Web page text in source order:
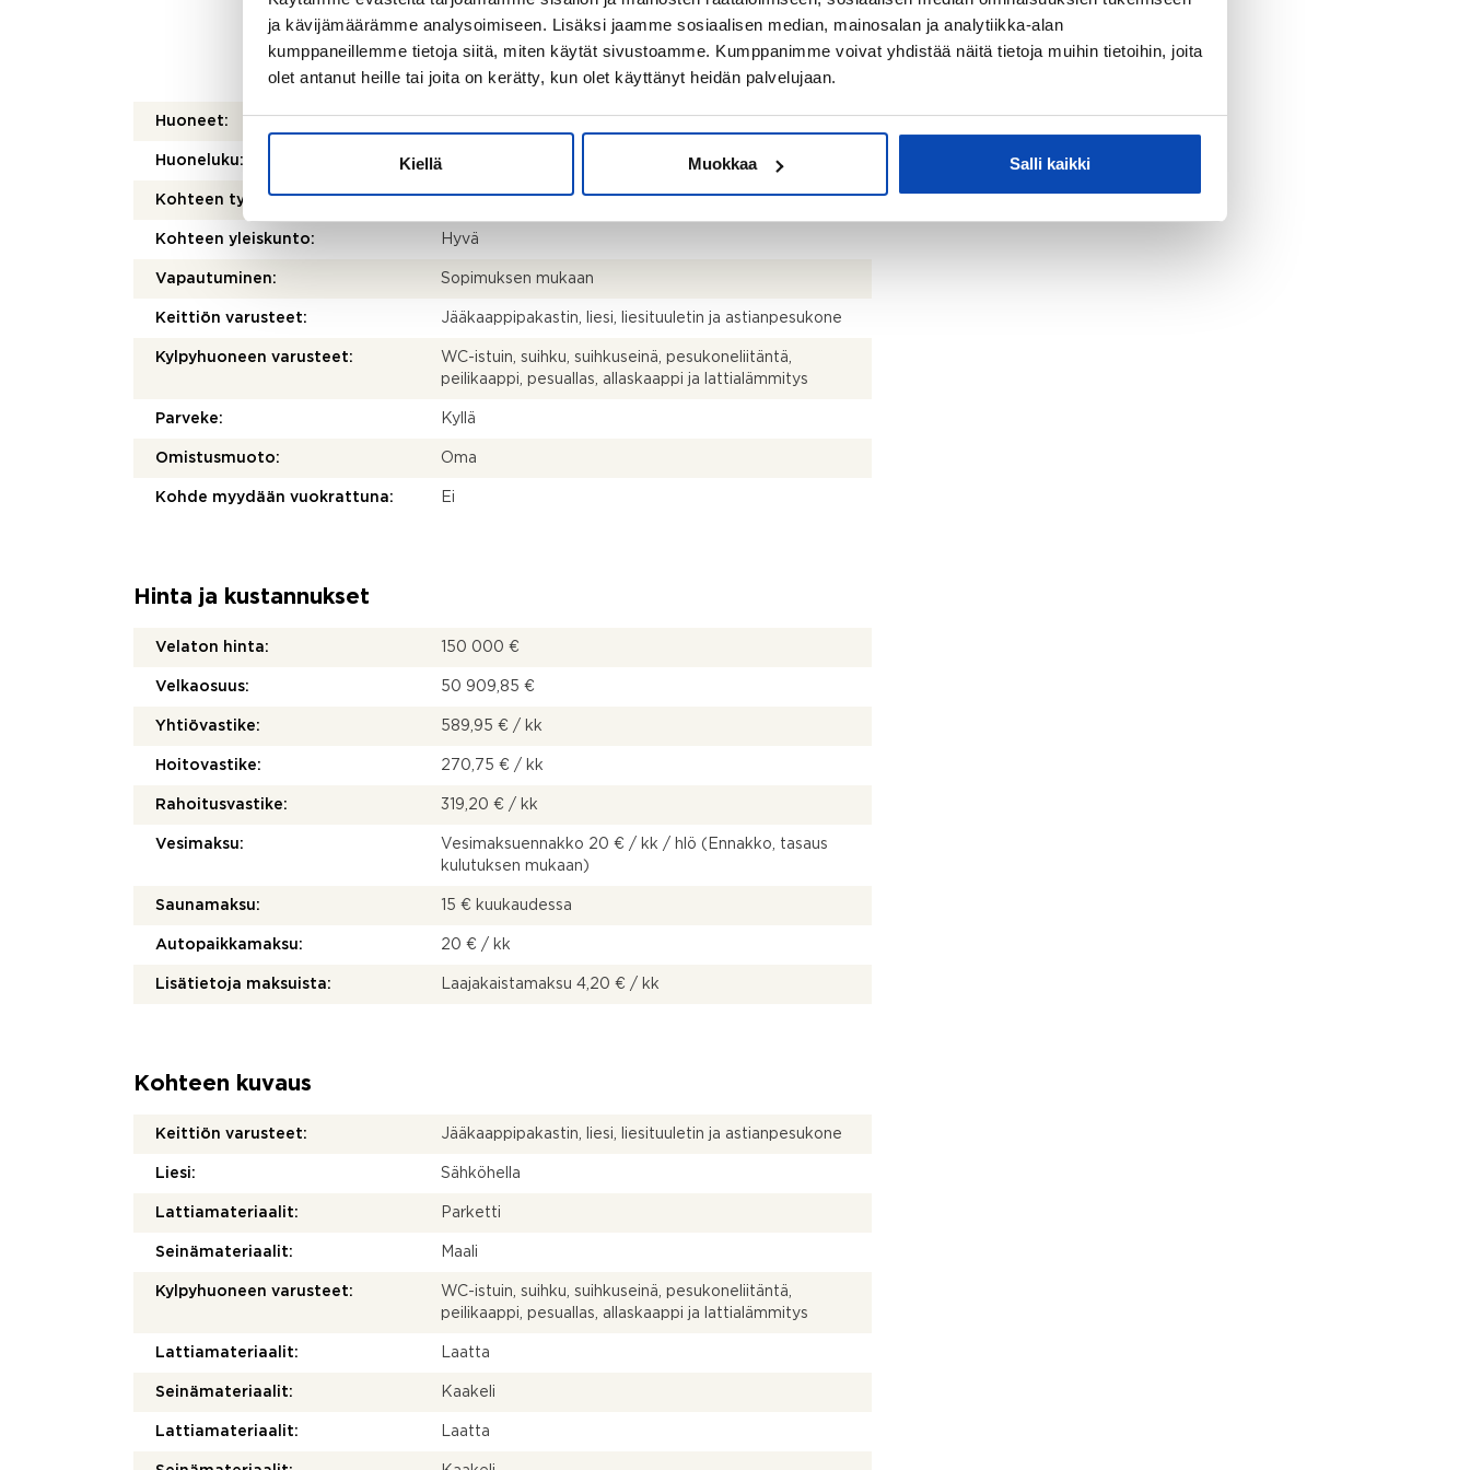
ja kävijämäärämme analysoimiseen. Lisäksi jaamme sosiaalisen median, mainosalan ja analytiikka-alan
kumppaneillemme tietoja siitä, miten käytät sivustoamme. Kumppanimme voivat yhdistää näitä tietoja muihin tietoihin, joita
olet antanut heille tai joita on kerätty, kun olet käyttänyt heidän palvelujaan.
Kiellä Muokkaa Salli kaikki
olennaisestikin asuinrakennusten nykyisten
mittaustapojen ja standardien (SFS 5139) mukaan
laskettavasta asuintilojen pinta-alasta. Pinta-ala voi siis
olla edellä mainittua pienempi tai suurempi.
Huoneet:
Huoneluku: 2
Kohteen tyyppi: Kerrostalo
Kohteen yleiskunto: Hyvä
Vapautuminen: Sopimuksen mukaan
Keittiön varusteet: Jääkaappipakastin, liesi, liesituuletin ja astianpesukone
Kylpyhuoneen varusteet:
WC-istuin, suihku, suihkuseinä, pesukoneliitäntä,
peilikaappi, pesuallas, allaskaappi ja lattialämmitys
Parveke: Kyllä
Omistusmuoto: Oma
Kohde myydään vuokrattuna: Ei
Hinta ja kustannukset
Velaton hinta: 150 000 €
Velkaosuus: 50 909,85 €
Yhtiövastike: 589,95 € / kk
Hoitovastike: 270,75 € / kk
Rahoitusvastike: 319,20 € / kk
Vesimaksu:
Vesimaksuennakko 20 € / kk / hlö (Ennakko, tasaus
kulutuksen mukaan)
Saunamaksu: 15 € kuukaudessa
Autopaikkamaksu: 20 € / kk
Lisätietoja maksuista: Laajakaistamaksu 4,20 € / kk
Kohteen kuvaus
Keittiön varusteet: Jääkaappipakastin, liesi, liesituuletin ja astianpesukone
Liesi: Sähköhella
Lattiamateriaalit: Parketti
Seinämateriaalit: Maali
Kylpyhuoneen varusteet:
WC-istuin, suihku, suihkuseinä, pesukoneliitäntä,
peilikaappi, pesuallas, allaskaappi ja lattialämmitys
Lattiamateriaalit: Laatta
Seinämateriaalit: Kaakeli
Lattiamateriaalit: Laatta